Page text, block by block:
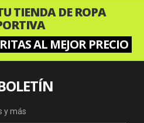
TIENDA DE ROPA
AL MEJOR PRECIO
y más